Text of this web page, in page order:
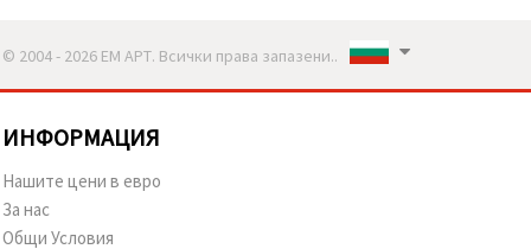
© 2004 - 2026 ЕМ АРТ. Всички права запазени..
ИНФОРМАЦИЯ
Нашите цени в евро
За нас
Общи Условия